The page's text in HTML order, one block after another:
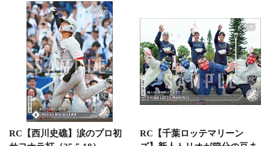
RC【西川史礁】涙のプロ初
RC【千葉ロッテマリーン